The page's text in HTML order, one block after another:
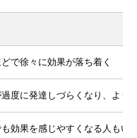
で徐々に効果が落ち着く
度に発達しづらくなり、より
効果を感じやすくなる人もい